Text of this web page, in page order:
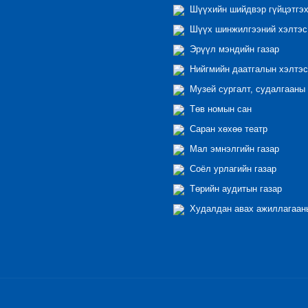
Шүүхийн шийдвэр
Шүүх шинжилгээний хэлтэс
Эрүүл мэндийн газар
Нийгмийн даатгалын хэлтэс
Музей сургалт, судалгааны
Төв номын сан
Саран хөхөө театр
Мал эмнэлгийн газар
Соёл урлагийн газар
Төрийн аудитын газар
Худалдан авах